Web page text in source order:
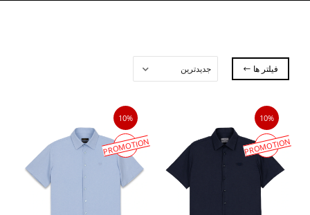
فیلتر ها
10%
PROMOTION
10%
PROMOTION